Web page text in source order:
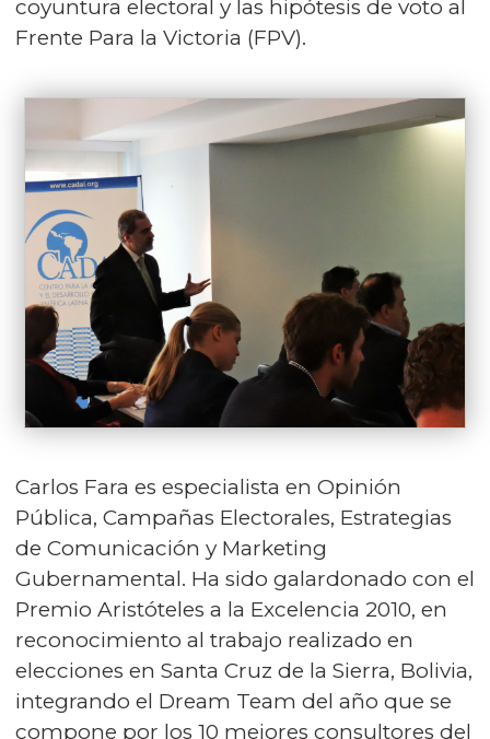
coyuntura electoral y las hipótesis de voto al
Frente Para la Victoria (FPV).
Carlos Fara es especialista en Opinión
Pública, Campañas Electorales, Estrategias
de Comunicación y Marketing
Gubernamental. Ha sido galardonado con el
Premio Aristóteles a la Excelencia 2010, en
reconocimiento al trabajo realizado en
elecciones en Santa Cruz de la Sierra, Bolivia,
integrando el Dream Team del año que se
compone por los 10 mejores consultores del